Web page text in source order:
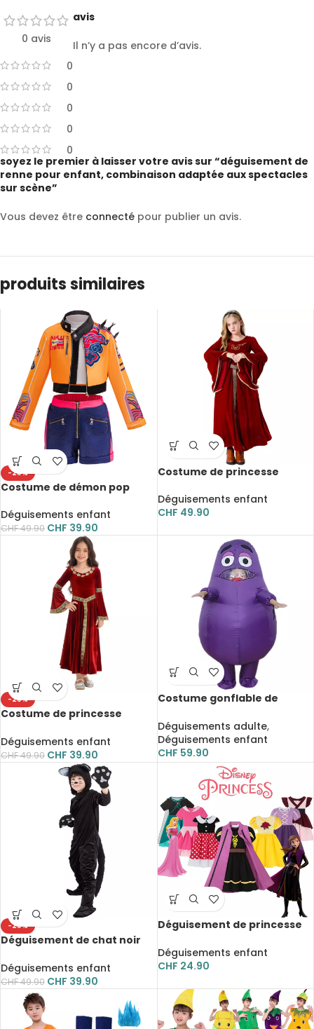
0 avis
0
0
0
0
0
avis
Il n’y a pas encore d’avis.
soyez le premier à laisser votre avis sur “déguisement de
renne pour enfant, combinaison adaptée aux spectacles
sur scène”
Vous devez être connecté pour publier un avis.
produits similaires
-20%
Costume de démon pop
orange, top blanc et short
bleu, déguisement cosplay /
Halloween
Déguisements enfant
CHF49.90 CHF 39.90
Costume de princesse
déguisement en velours
avec manches en cloche
Déguisements enfant
CHF 49.90
-20%
Costume de princesse
déguisement en velours à
manches longues évasées
Déguisements enfant
CHF49.90 CHF 39.90
Costume gonflable de
adulte, déguisement
Déguisements adulte,
Déguisements enfant
CHF 59.90
-20%
Déguisement de chat noir
adaptée aux spectacles sur
scène
Déguisements enfant
CHF49.90 CHF 39.90
Déguisement de princesse
Déguisements enfant
CHF 24.90